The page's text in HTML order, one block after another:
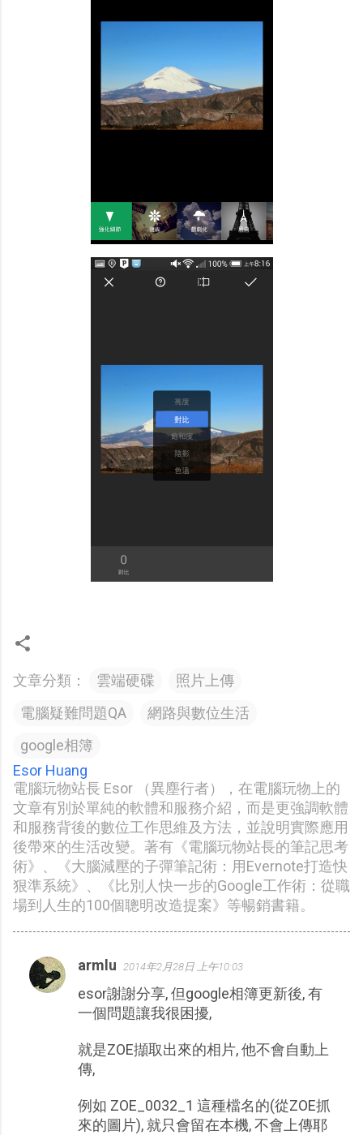
文章分類： 雲端硬碟
照片上傳
電腦疑難問題QA
網路與數位生活
google相簿
Esor Huang
電腦玩物站長 Esor （異塵行者），在電腦玩物上的
文章有別於單純的軟體和服務介紹，而是更強調軟體
和服務背後的數位工作思維及方法，並說明實際應用
後帶來的生活改變。著有《電腦玩物站長的筆記思考
術》、《大腦減壓的子彈筆記術：用Evernote打造快
狠準系統》、《比別人快一步的Google工作術：從職
場到人生的100個聰明改造提案》等暢銷書籍。
留
言
armlu 2014年2月28日 上午10:03
esor謝謝分享, 但google相簿更新後, 有
一個問題讓我很困擾,
就是ZOE擷取出來的相片, 他不會自動上
傳,
例如 ZOE_0032_1 這種檔名的(從ZOE抓
來的圖片), 就只會留在本機, 不會上傳耶